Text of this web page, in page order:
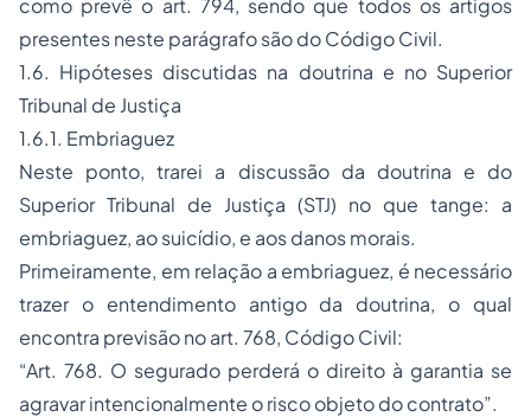
como prevê o art. 794, sendo que todos os artigos
presentes neste parágrafo são do Código Civil.
1.6. Hipóteses discutidas na doutrina e no Superior
Tribunal de Justiça
1.6.1. Embriaguez
Neste ponto, trarei a discussão da doutrina e do
Superior Tribunal de Justiça (STJ) no que tange: a
embriaguez, ao suicídio, e aos danos morais.
Primeiramente, em relação a embriaguez, é necessário
trazer o entendimento antigo da doutrina, o qual
encontra previsão no art. 768, Código Civil:
“Art. 768. O segurado perderá o direito à garantia se
agravar intencionalmente o risco objeto do contrato”.